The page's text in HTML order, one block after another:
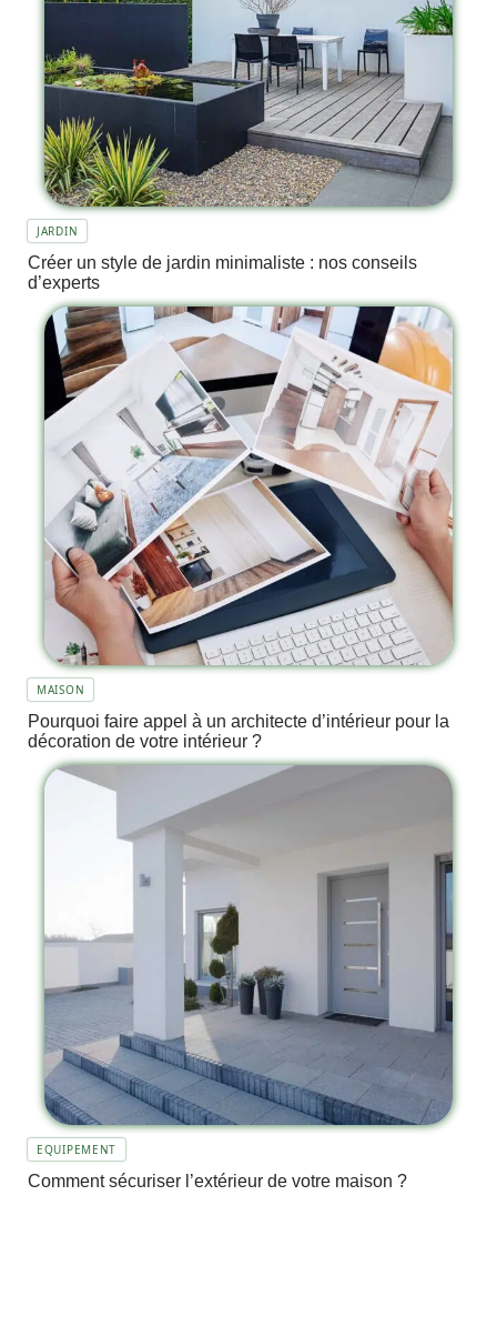
JARDIN
Créer un style de jardin minimaliste : nos conseils
d’experts
MAISON
Pourquoi faire appel à un architecte d’intérieur pour la
décoration de votre intérieur ?
EQUIPEMENT
Comment sécuriser l’extérieur de votre maison ?